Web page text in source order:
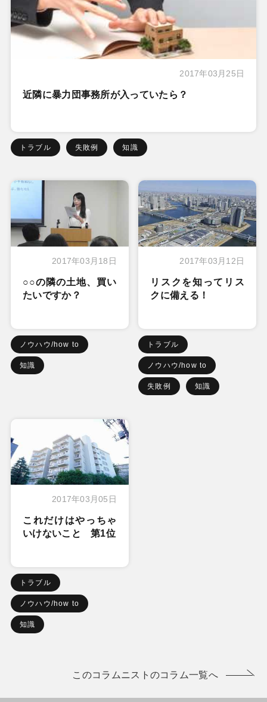
2017年03月25日
近隣に暴力団事務所が入っていたら？
トラブル 失敗例 知識
2017年03月18日
○○の隣の土地、買い
たいですか？
ノウハウ/how to
知識
2017年03月12日
リスクを知ってリス
クに備える！
トラブル
ノウハウ/how to
失敗例 知識
2017年03月05日
これだけはやっちゃ
いけないこと 第1位
トラブル
ノウハウ/how to
知識
このコラムニストのコラム一覧へ